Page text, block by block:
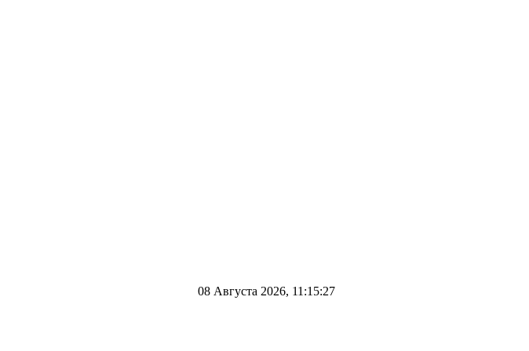
08 Августа 2026, 11:15:27